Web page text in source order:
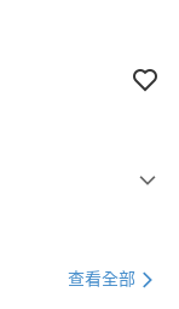
查看全部